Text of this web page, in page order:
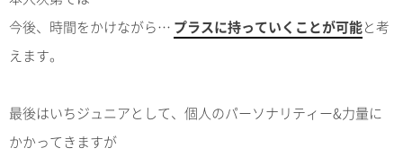
今後、時間をかけながら… プラスに持っていくことが可能と考
えます。
最後はいちジュニアとして、個人のパーソナリティー&力量に
かかってきますが